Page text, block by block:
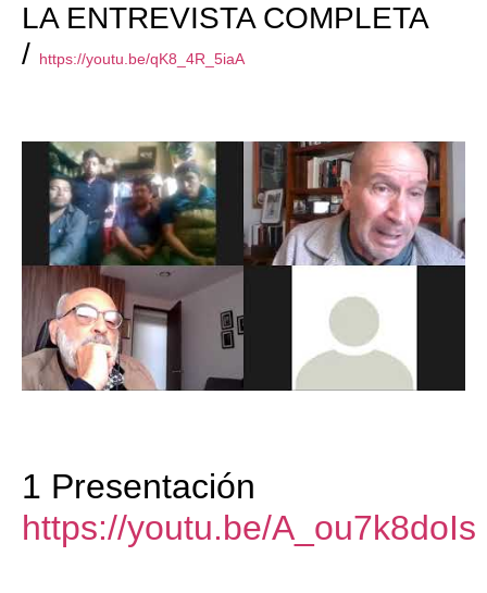
LA ENTREVISTA COMPLETA
/ https://youtu.be/qK8_4R_5iaA
1 Presentación
https://youtu.be/A_ou7k8doIs